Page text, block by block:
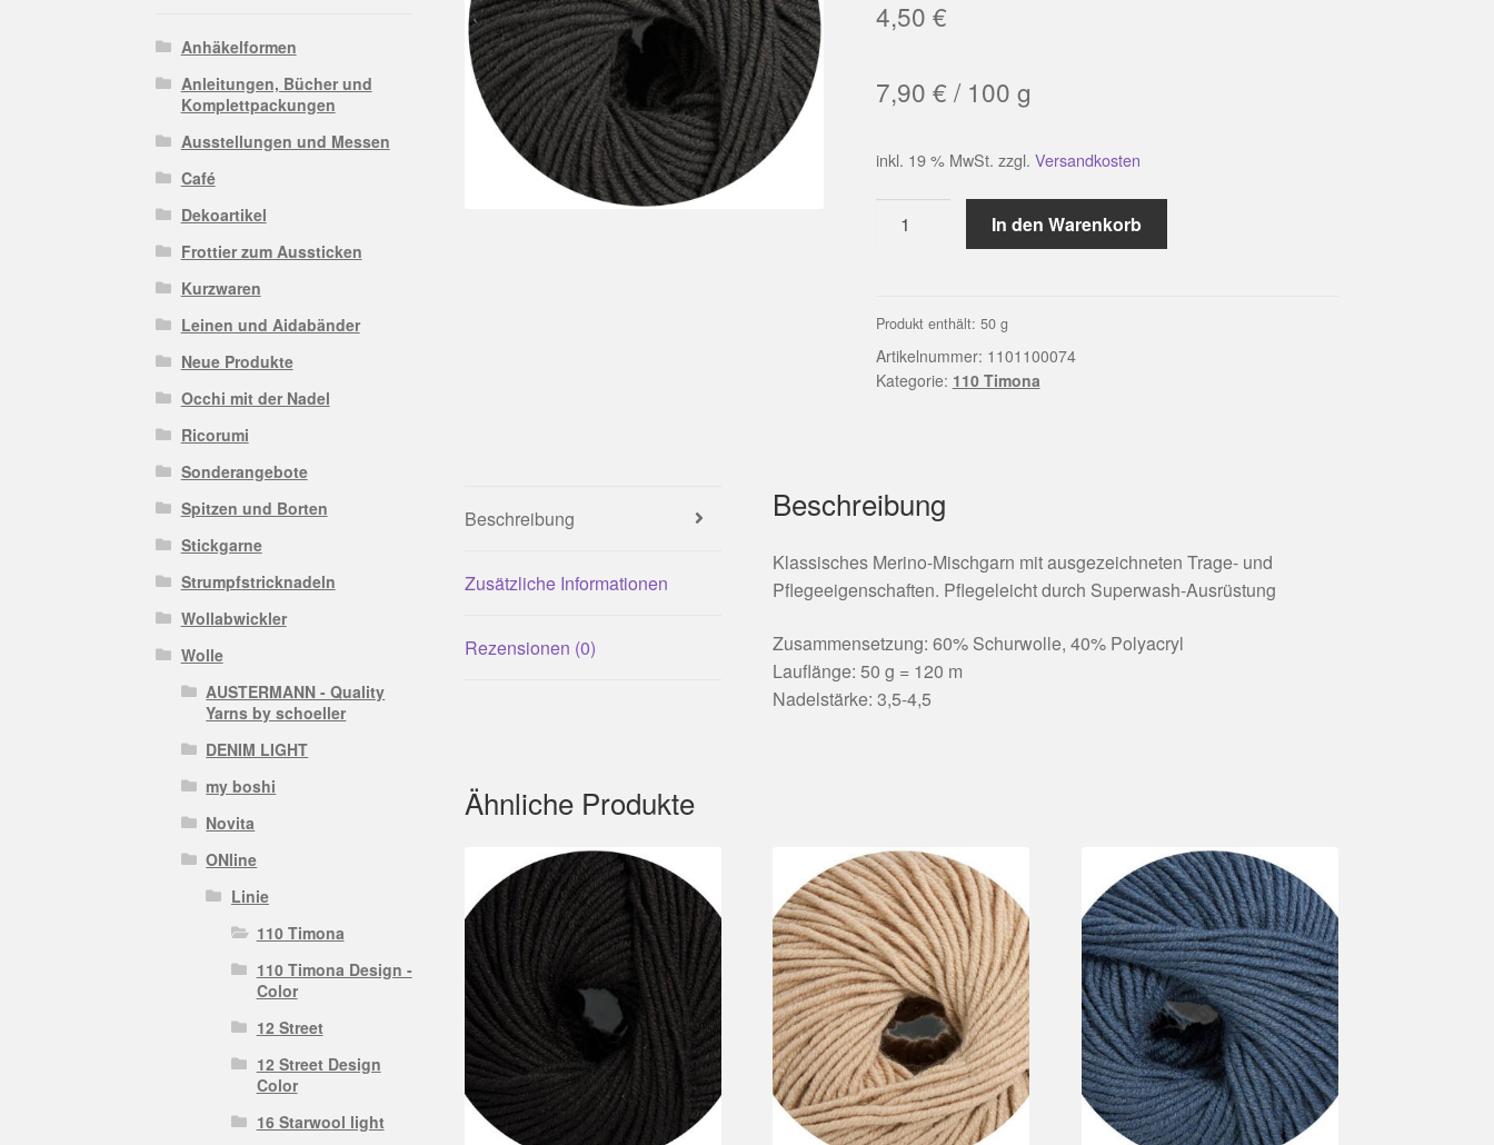
4,50 €
7,90 € / 100 g
inkl. 19 % MwSt. zzgl. Versandkosten
0074
|
ONline
In den Warenkorb
Produkt enthält: 50 g
Artikelnummer: 1101100074
Kategorie: 110 Timona
Beschreibung
Zusätzliche Informationen
Rezensionen (0)
Beschreibung
Klassisches Merino-Mischgarn mit ausgezeichneten Trage- und
Pflegeeigenschaften. Pflegeleicht durch Superwash-Ausrüstung
Zusammensetzung: 60% Schurwolle, 40% Polyacryl
Lauflänge: 50 g = 120 m
Nadelstärke: 3,5-4,5
Ähnliche Produkte
Anhäkelformen
Anleitungen, Bücher und
Komplettpackungen
Ausstellungen und Messen
Café
Dekoartikel
Frottier zum Aussticken
Kurzwaren
Leinen und Aidabänder
Neue Produkte
Occhi mit der Nadel
Ricorumi
Sonderangebote
Spitzen und Borten
Stickgarne
Strumpfstricknadeln
Wollabwickler
Wolle
AUSTERMANN - Quality
Yarns by schoeller
DENIM LIGHT
my boshi
Novita
ONline
Linie
110 Timona
110 Timona Design -
Color
12 Street
12 Street Design
Color
16 Starwool light